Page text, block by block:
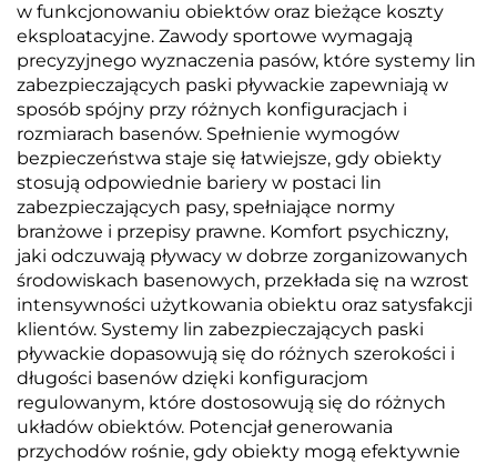
w funkcjonowaniu obiektów oraz bieżące koszty
eksploatacyjne. Zawody sportowe wymagają
precyzyjnego wyznaczenia pasów, które systemy lin
zabezpieczających paski pływackie zapewniają w
sposób spójny przy różnych konfiguracjach i
rozmiarach basenów. Spełnienie wymogów
bezpieczeństwa staje się łatwiejsze, gdy obiekty
stosują odpowiednie bariery w postaci lin
zabezpieczających pasy, spełniające normy
branżowe i przepisy prawne. Komfort psychiczny,
jaki odczuwają pływacy w dobrze zorganizowanych
środowiskach basenowych, przekłada się na wzrost
intensywności użytkowania obiektu oraz satysfakcji
klientów. Systemy lin zabezpieczających paski
pływackie dopasowują się do różnych szerokości i
długości basenów dzięki konfiguracjom
regulowanym, które dostosowują się do różnych
układów obiektów. Potencjał generowania
przychodów rośnie, gdy obiekty mogą efektywnie